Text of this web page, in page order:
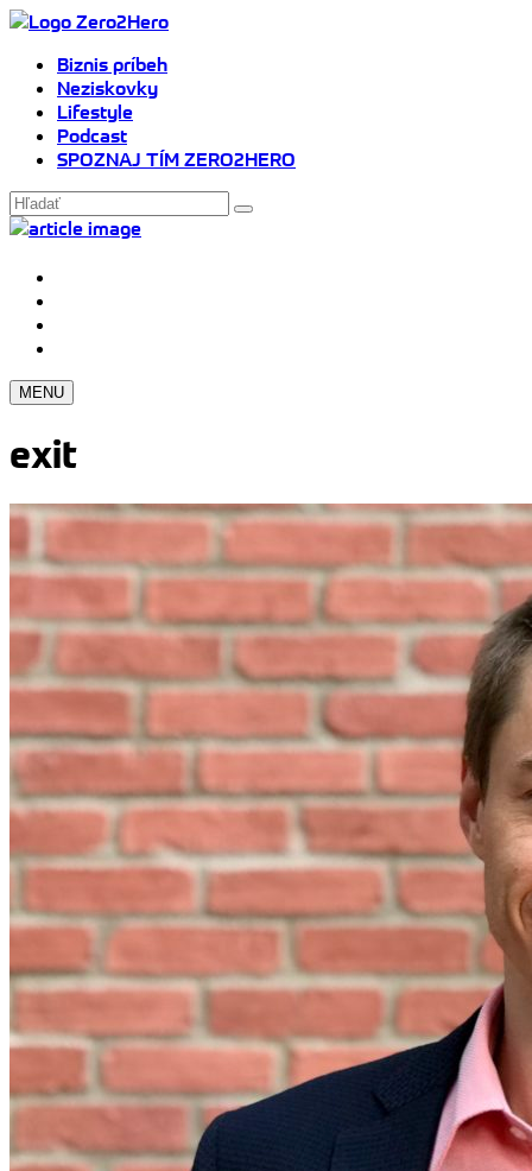
Biznis príbeh
Neziskovky
Lifestyle
Podcast
SPOZNAJ TÍM ZERO2HERO
MENU
exit